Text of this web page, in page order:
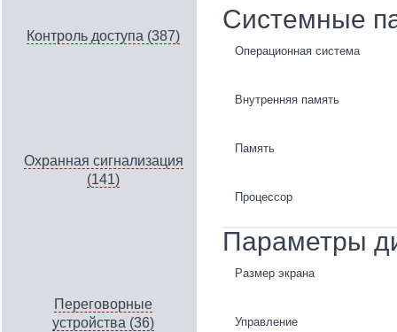
Контроль доступа (387)
Охранная сигнализация
(141)
Переговорные
устройства (36)
Системные
Операционная система
Внутренняя память
Память
Процессор
Параметры
Размер экрана
Управление